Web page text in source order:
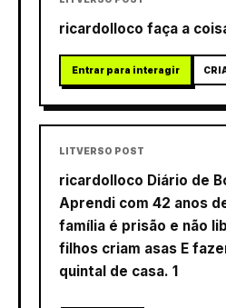
ricardolloco faça a
Entrar para interagir
LITVERSO POST
ricardolloco Diário de
Aprendi com 42 anos
família é prisão e não
filhos criam asas E
quintal de casa. 1